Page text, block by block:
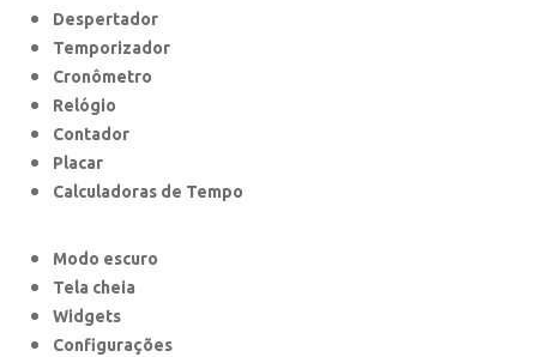
Despertador
Temporizador
Cronômetro
Relógio
Contador
Placar
Calculadoras de Tempo
Modo escuro
Tela cheia
Widgets
Configurações